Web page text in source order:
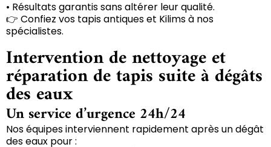
• Résultats garantis sans altérer leur qualité.
👉 Confiez vos tapis antiques et Kilims à nos
spécialistes.
Intervention de nettoyage et
réparation de tapis suite à dégâts
des eaux
Un service d’urgence 24h/24
Nos équipes interviennent rapidement après un dégât
des eaux pour :